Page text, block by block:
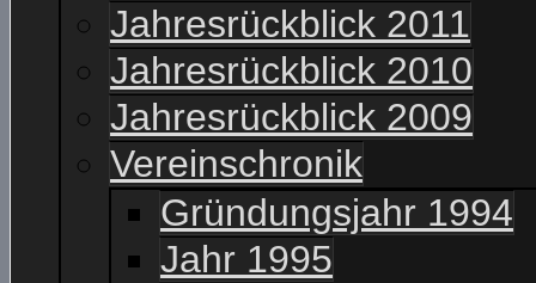
Jahresrückblick 2011
Jahresrückblick 2010
Jahresrückblick 2009
Vereinschronik
Gründungsjahr 1994
Jahr 1995